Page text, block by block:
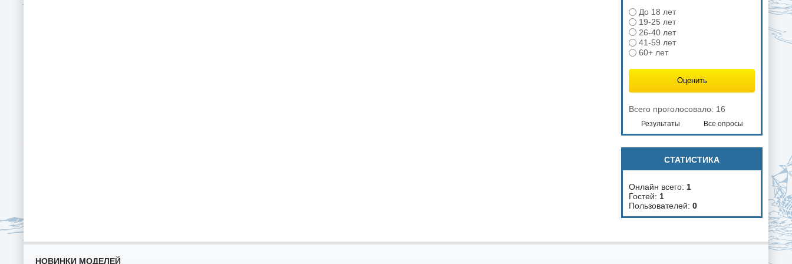
До 18 лет
19-25 лет
26-40 лет
41-59 лет
60+ лет
Всего проголосовало: 16
Результаты Все опросы
СТАТИСТИКА
Онлайн всего: 1
Гостей: 1
Пользователей: 0
НОВИНКИ МОДЕЛЕЙ